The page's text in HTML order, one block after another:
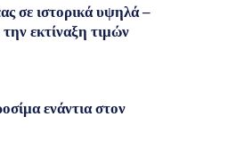
σε ιστορικά υψηλά –
εκτίναξη τιμών
ενάντια στον